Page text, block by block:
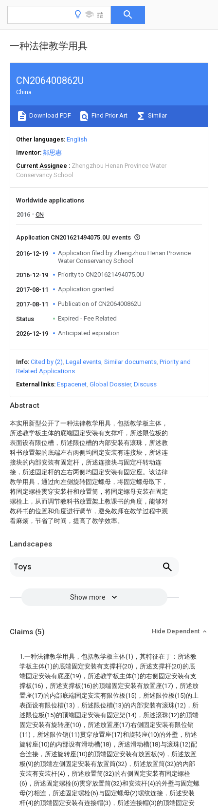
一种法律教学用具
Abstract
本实用新型公开了一种法律教学用具，包括教学板主体，
所述教学板主体的底端固定安装有支撑杆，所述限位板的
表面设有限位槽，所述限位槽的内部安装有滚珠，所述教
科书放置架的底端左右两侧均固定安装有连接块，所述连
接块的内部安装有固定杆，所述连接块与固定杆转动连
接，所述固定杆的左右两侧均固定安装有固定座。该法律
教学用具，通过向左侧旋转固定螺母，将固定螺母取下，
将固定螺栓贯穿安装杆和放置筒，将固定螺母安装在固定
螺栓上，从而调节教科书放置架上教课书的角度，能够对
教科书的位置和角度进行调节，避免教师在教学过程中观
看麻烦，节省了时间，提高了教学效率。
Landscapes
Toys
Show more
CN206400862U
China
Download PDF Find Prior Art Similar
Other languages English
Inventor 郝思惠
Current Assignee
Zhengzhou Henan Province Water
Conservancy School
Worldwide applications
2016
CN
Application CN201621494075.0U events
2016-12-19
Application filed by Zhengzhou Henan Province
Water Conservancy School
2016-12-19
Priority to CN201621494075.0U
2017-08-11 Application granted
2017-08-11 Publication of CN206400862U
Status Expired - Fee Related
2026-12-19 Anticipated expiration
Info Cited by (2) Legal events Similar documents Priority and
Related Applications
External links Espacenet Global Dossier Discuss
Claims (5) Hide Dependent
1.一种法律教学用具，包括教学板主体(1)，其特征在于：所述教
学板主体(1)的底端固定安装有支撑杆(20)，所述支撑杆(20)的底
端固定安装有底座(19)，所述教学板主体(1)的右侧固定安装有支
撑板(16)，所述支撑板(16)的顶端固定安装有放置座(17)，所述放
置座(17)的内部底端固定安装有限位板(15)，所述限位板(15)的上
表面设有限位槽(13)，所述限位槽(13)的内部安装有滚珠(12)，所
述限位板(15)的顶端固定安装有固定架(14)，所述滚珠(12)的顶端
固定安装有旋转座(10)，所述放置座(17)右侧固定安装有限位销
(11)，所述限位销(11)贯穿放置座(17)和旋转座(10)的外壁，所述
旋转座(10)的内部设有滑动槽(18)，所述滑动槽(18)与滚珠(12)配
合连接，所述旋转座(10)的顶端固定安装有放置板(9)，所述放置
板(9)的顶端左侧固定安装有放置筒(32)，所述放置筒(32)的内部
安装有安装杆(4)，所述放置筒(32)的右侧固定安装有固定螺栓
(6)，所述固定螺栓(6)贯穿放置筒(32)和安装杆(4)的外壁与固定螺
母(2)相连，所述固定螺栓(6)与固定螺母(2)螺纹连接，所述安装
杆(4)的顶端固定安装有连接帽(3)，所述连接帽(3)的顶端固定安